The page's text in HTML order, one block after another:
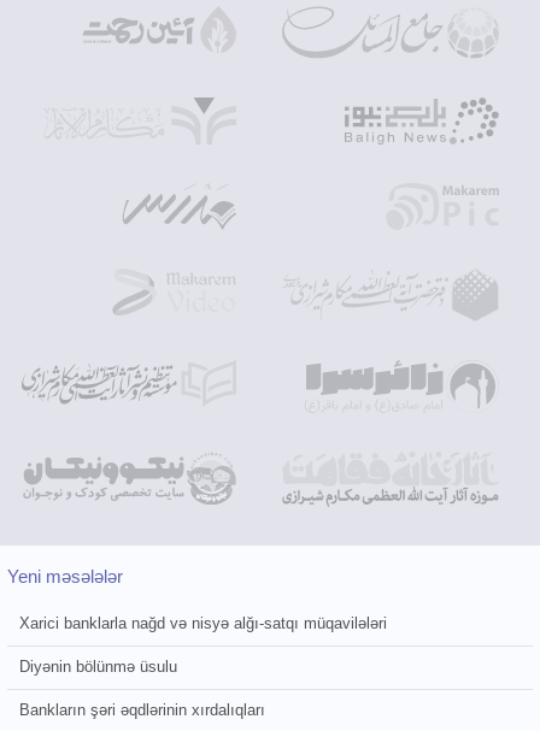
Yeni məsələlər
Xarici banklarla nağd və nisyə alğı-satqı müqavilələri
Diyənin bölünmə üsulu
Bankların şəri əqdlərinin xırdalıqları